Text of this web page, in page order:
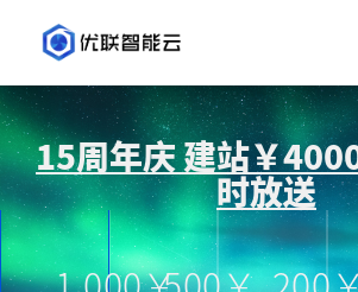
15周年庆 建站￥
时放送